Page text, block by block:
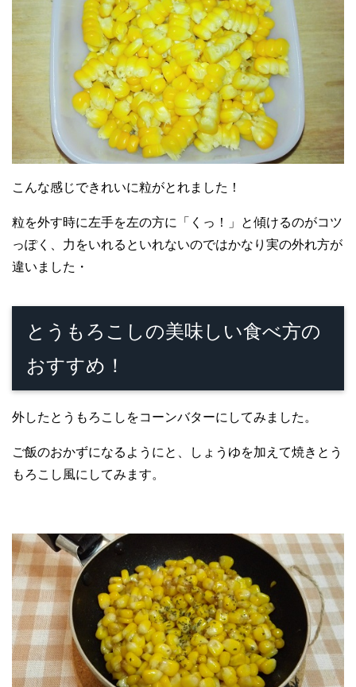
こんな感じできれいに粒がとれました！
粒を外す時に左手を左の方に「くっ！」と傾けるのがコツ
っぽく、力をいれるといれないのではかなり実の外れ方が
違いました・
とうもろこしの美味しい食べ方の
おすすめ！
外したとうもろこしをコーンバターにしてみました。
ご飯のおかずになるようにと、しょうゆを加えて焼きとう
もろこし風にしてみます。